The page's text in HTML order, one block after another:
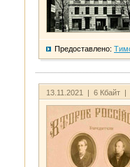
Предоставлено:
13.11.2021 | 6 Кбайт |